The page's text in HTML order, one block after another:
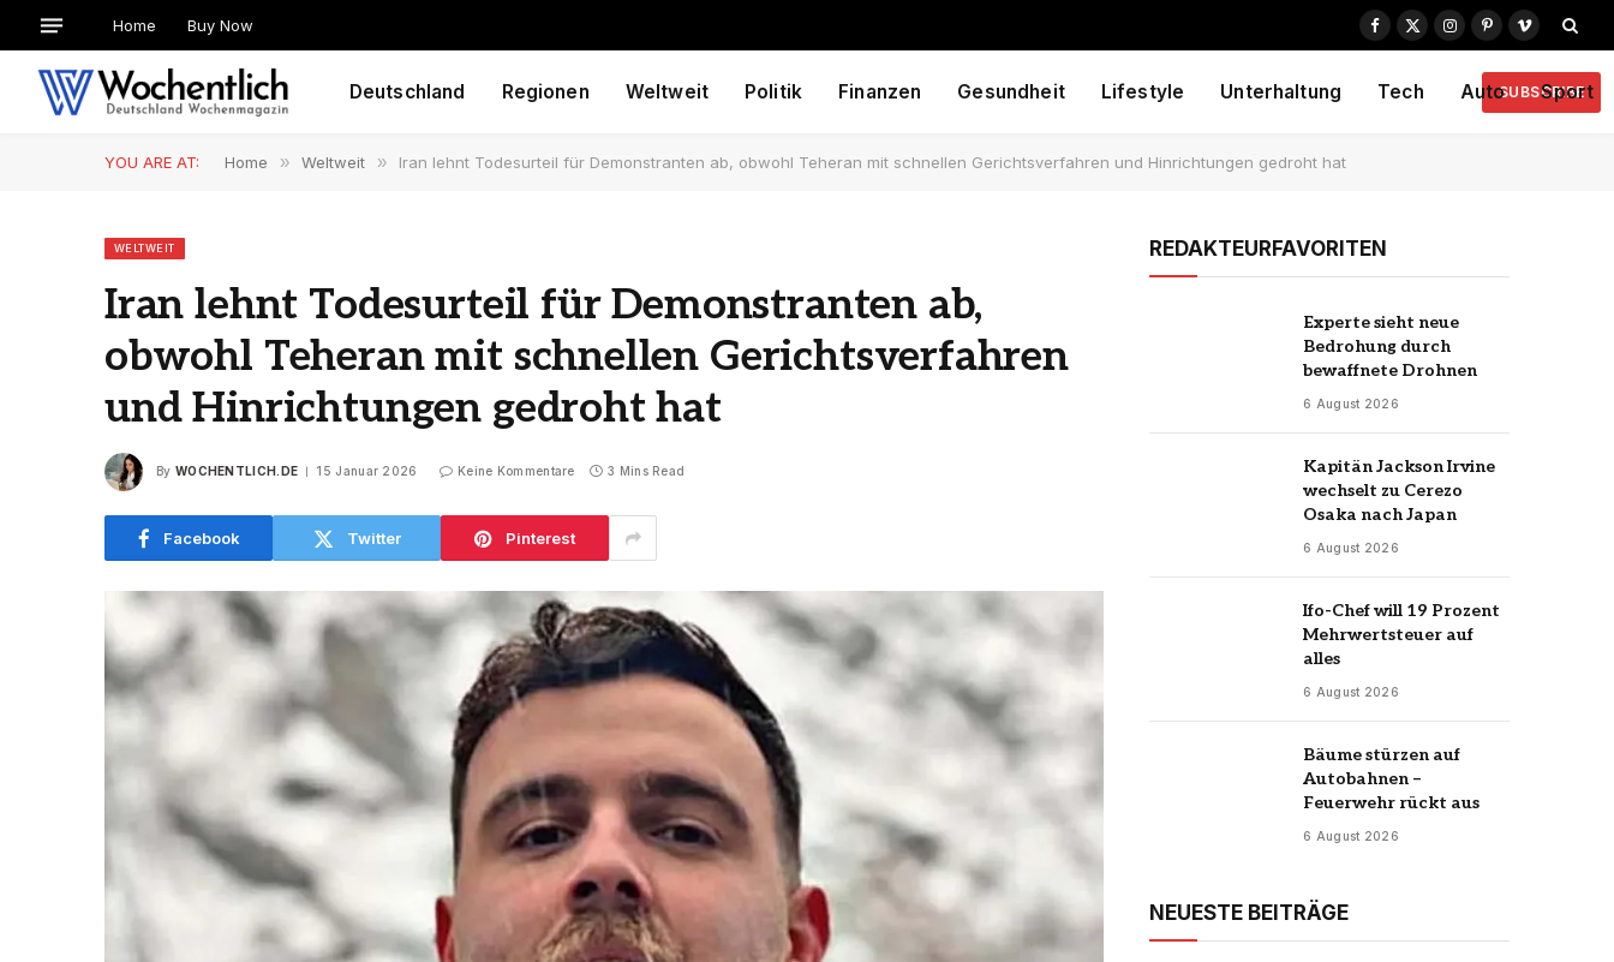
Home Buy Now
Facebook
X
Instagram
PinterestVimeo
Deutschland Regionen Weltweit Politik Finanzen Gesundheit Lifestyle Unterhaltung Tech Auto Sport
SUBSCRIBE
YOU ARE AT: Home » Weltweit » Iran lehnt Todesurteil für Demonstranten ab, obwohl Teheran mit schnellen Gerichtsverfahren und Hinrichtungen gedroht hat
WELTWEIT
Iran lehnt Todesurteil für Demonstranten ab,
obwohl Teheran mit schnellen Gerichtsverfahren
und Hinrichtungen gedroht hat
By WOCHENTLICH.DE 15 Januar 2026 Keine Kommentare 3 Mins Read
Facebook Twitter Pinterest
REDAKTEURFAVORITEN
Experte sieht neue
Bedrohung durch
bewaffnete Drohnen
6 August 2026
Kapitän Jackson Irvine
wechselt zu Cerezo
Osaka nach Japan
6 August 2026
Ifo-Chef will 19 Prozent
Mehrwertsteuer auf
alles
6 August 2026
Bäume stürzen auf
Autobahnen –
Feuerwehr rückt aus
6 August 2026
NEUESTE BEITRÄGE